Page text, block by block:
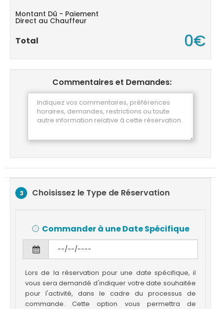
Montant Dû - Paiement
Direct au Chauffeur
Total 0€
Commentaires et Demandes:
3 Choisissez le Type de Réservation
Commander à une Date Spécifique
Lors de la réservation pour une date spécifique, il
vous sera demandé d'indiquer votre date souhaitée
pour l'activité, dans le cadre du processus de
commande. Cette option vous permettra de